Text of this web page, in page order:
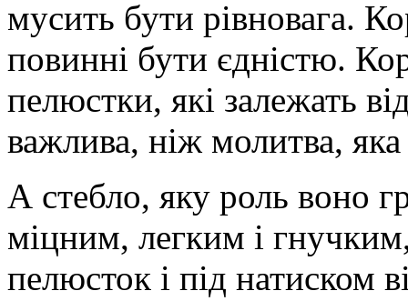
мусить бути рівновага.
повинні бути єдністю.
пелюстки, які залежать
важлива, ніж молитва, яка
А стебло, яку роль воно
міцним, легким і
пелюсток і під натиском